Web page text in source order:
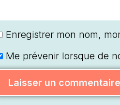
Enregistrer mon nom,
Me prévenir lorsque de